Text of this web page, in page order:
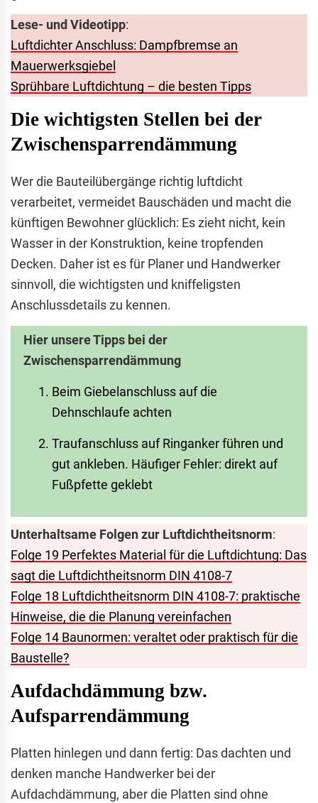
Lese- und Videotipp:
Luftdichter Anschluss: Dampfbremse an
Mauerwerksgiebel
Sprühbare Luftdichtung – die besten Tipps
Die wichtigsten Stellen bei der
Zwischensparrendämmung
Wer die Bauteilübergänge richtig luftdicht
verarbeitet, vermeidet Bauschäden und macht die
künftigen Bewohner glücklich: Es zieht nicht, kein
Wasser in der Konstruktion, keine tropfenden
Decken. Daher ist es für Planer und Handwerker
sinnvoll, die wichtigsten und kniffeligsten
Anschlussdetails zu kennen.
Hier unsere Tipps bei der
Zwischensparrendämmung
Beim Giebelanschluss auf die
Dehnschlaufe achten
Traufanschluss auf Ringanker führen und
gut ankleben. Häufiger Fehler: direkt auf
Fußpfette geklebt
Unterhaltsame Folgen zur Luftdichtheitsnorm:
Folge 19 Perfektes Material für die Luftdichtung: Das
sagt die Luftdichtheitsnorm DIN 4108-7
Folge 18 Luftdichtheitsnorm DIN 4108-7: praktische
Hinweise, die die Planung vereinfachen
Folge 14 Baunormen: veraltet oder praktisch für die
Baustelle?
Aufdachdämmung bzw.
Aufsparrendämmung
Platten hinlegen und dann fertig: Das dachten und
denken manche Handwerker bei der
Aufdachdämmung, aber die Platten sind ohne